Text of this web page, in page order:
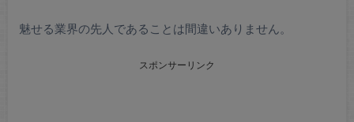
魅せる業界の先人であることは間違いありません。
スポンサーリンク